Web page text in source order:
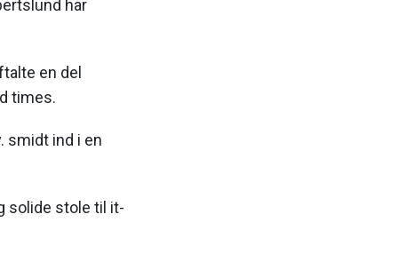
har
en del
times.
smidt ind i en
solide stole til it-